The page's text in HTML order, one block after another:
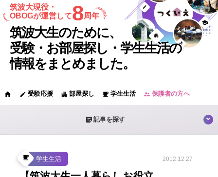
筑波大現役・
OBOGが運営して8周年
筑波大生のために、
受験・お部屋探し・学生生活の
情報をまとめました。
home edit 受験応援 apartment 部屋探し local_cafe 学生生活 supervisor_account 保護者の方へ
sticky_note_2 記事を探す
local_cafe 学生生活 2012.12.27